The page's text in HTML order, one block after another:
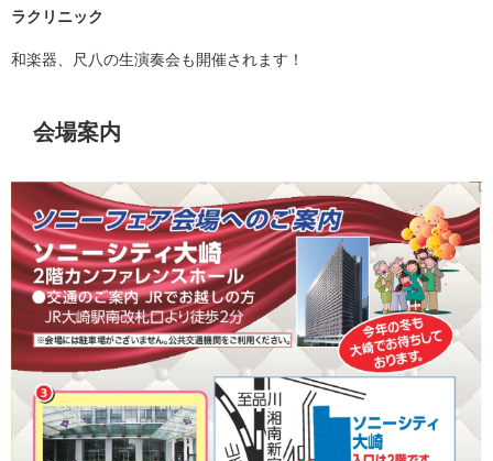
ラクリニック
和楽器、尺八の生演奏会も開催されます！
会場案内